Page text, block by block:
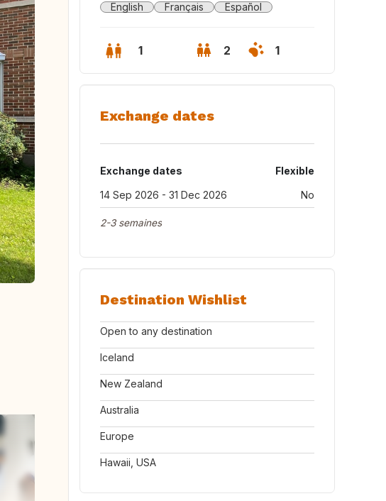
English Français Español
1 2 1
Exchange dates
Exchange dates
Flexible
14 Sep 2026 - 31 Dec 2026
No
2-3 semaines
Destination Wishlist
Open to any destination
Iceland
New Zealand
Australia
Europe
Hawaii, USA